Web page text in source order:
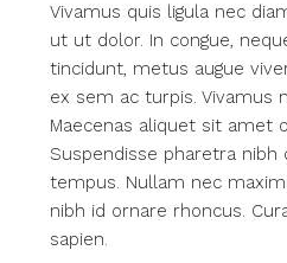
Vivamus quis ligula nec
ut ut dolor. In congue,
tincidunt, metus augue
ex sem ac turpis. Vivamus
Maecenas aliquet sit amet
Suspendisse pharetra
tempus. Nullam nec
nibh id ornare rhoncus.
sapien.